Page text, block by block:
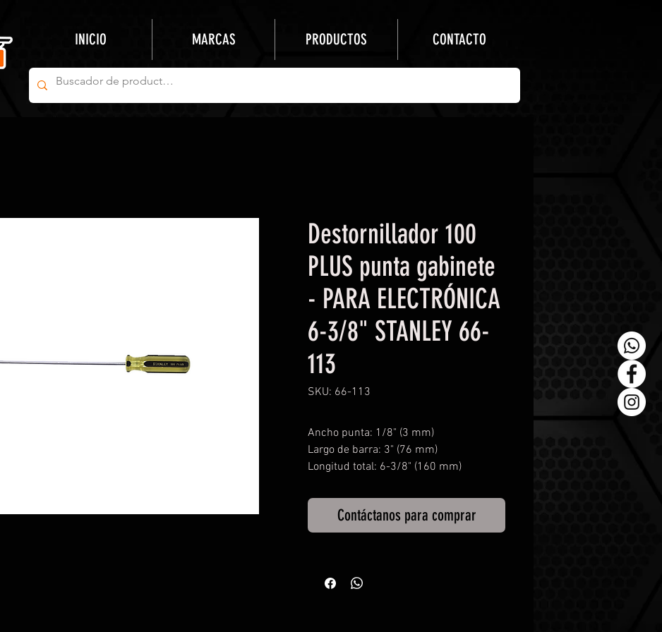
INICIO MARCAS PRODUCTOS CONTACTO
Destornillador 100
PLUS punta gabinete
- PARA ELECTRÓNICA
6-3/8" STANLEY 66-
113
SKU: 66-113
Ancho punta: 1/8" (3 mm)
Largo de barra: 3" (76 mm)
Longitud total: 6-3/8" (160 mm)
Contáctanos para comprar